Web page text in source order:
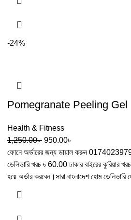
-24%
Pomegranate Peeling Gel
Health & Fitness
1,250.00৳ 950.00৳
ফোনে অর্ডারের জন্য ডায়াল করুন
ডেলিভারি খরচ ৳ 60.00 ঢাকার বাইরের কুরিয়ার
হয়ে অর্ডার করবেন।সারা বাংলাদেশ হোম ডেলিভারি